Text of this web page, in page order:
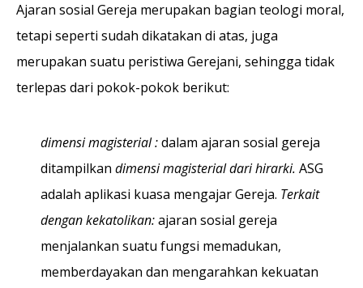
Ajaran sosial Gereja merupakan bagian teologi moral,
tetapi seperti sudah dikatakan di atas, juga
merupakan suatu peristiwa Gerejani, sehingga tidak
terlepas dari pokok-pokok berikut:
dimensi magisterial :dalam ajaran sosial gereja
ditampilkan dimensi magisterial dari hirarki. ASG
adalah aplikasi kuasa mengajar Gereja. Terkait
dengan kekatolikan:ajaran sosial gereja
menjalankan suatu fungsi memadukan,
memberdayakan dan mengarahkan kekuatan